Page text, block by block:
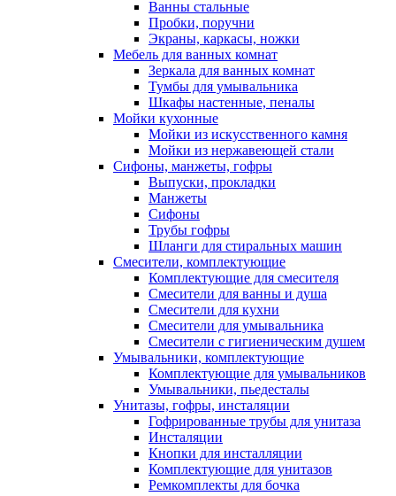
Ванны стальные
Пробки, поручни
Экраны, каркасы, ножки
Мебель для ванных комнат
Зеркала для ванных комнат
Тумбы для умывальника
Шкафы настенные, пеналы
Мойки кухонные
Мойки из искусственного камня
Мойки из нержавеющей стали
Сифоны, манжеты, гофры
Выпуски, прокладки
Манжеты
Сифоны
Трубы гофры
Шланги для стиральных машин
Смесители, комплектующие
Комплектующие для смесителя
Смесители для ванны и душа
Смесители для кухни
Смесители для умывальника
Смесители с гигиеническим душем
Умывальники, комплектующие
Комплектующие для умывальников
Умывальники, пьедесталы
Унитазы, гофры, инсталяции
Гофрированные трубы для унитаза
Инсталяции
Кнопки для инсталляции
Комплектующие для унитазов
Ремкомплекты для бочка